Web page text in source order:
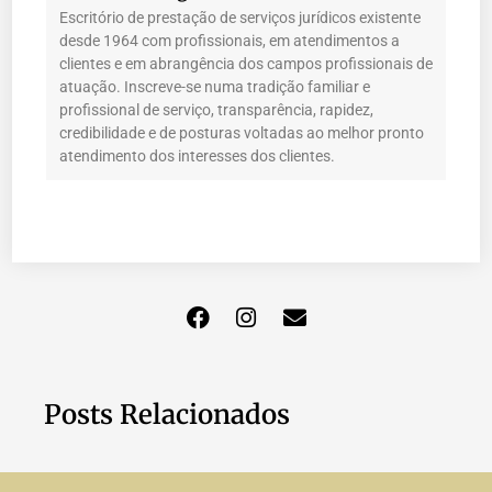
Escritório de prestação de serviços jurídicos existente
desde 1964 com profissionais, em atendimentos a
clientes e em abrangência dos campos profissionais de
atuação. Inscreve-se numa tradição familiar e
profissional de serviço, transparência, rapidez,
credibilidade e de posturas voltadas ao melhor pronto
atendimento dos interesses dos clientes.
Posts Relacionados